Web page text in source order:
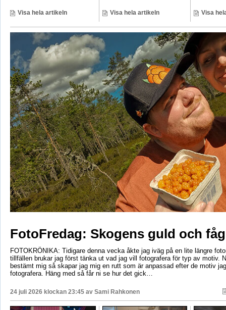
Visa hela artikeln Visa hela artikeln Visa
FotoFredag: Skogens guld och
FOTOKRÖNIKA: Tidigare denna vecka åkte jag iväg på en lite längre
tillfällen brukar jag först tänka ut vad jag vill fotografera för typ av motiv.
bestämt mig så skapar jag mig en rutt som är anpassad efter de motiv
fotografera. Häng med så får ni se hur det gick…
24 juli 2026 klockan 23:45 av Sami Rahkonen